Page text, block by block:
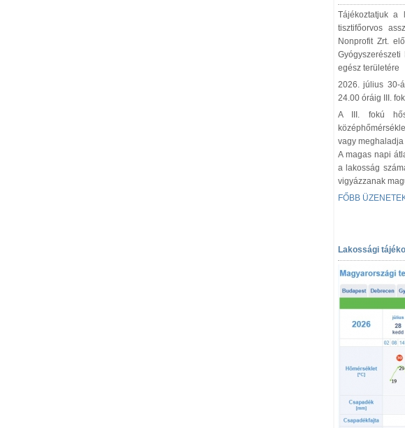
Tájékoztatjuk a
tisztifőorvos
Nonprofit Zrt.
egész területére
2026. július 30-
24.00 óráig III.
A III. fokú
vagy meghaladja
A magas napi
a lakosság
vigyázzanak
FŐBB
Lakossági